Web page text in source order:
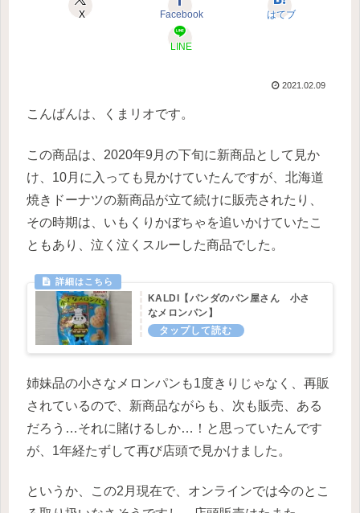
X Facebook はてブ
LINE
2021.02.09
こんばんは、くまリオです。
この商品は、2020年9月の下旬に新商品として見か
け、10月に入っても見かけていたんですが、北海道
焼きドーナツの新商品が立て続けに販売されたり、
その時期は、いもくりかぼちゃを追いかけていたこ
ともあり、泣く泣くスルーした商品でした。
KALDI【パンダのパン屋さん 小さ
なメロンパン】
姉妹品の小さなメロンパンも1度きりじゃなく、再販
されているので、新商品ながらも、次も販売、ある
だろう…それに賭けるしか…！と思っていたんです
が、1年経たずして再び店頭で見かけました。
というか、この2月現在で、オンラインでは今のとこ